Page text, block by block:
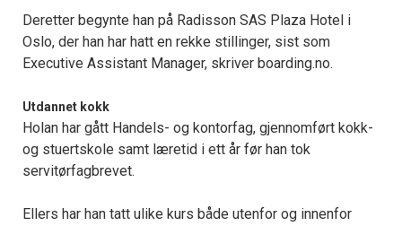
Deretter begynte han på Radisson SAS Plaza Hotel i
Oslo, der han har hatt en rekke stillinger, sist som
Executive Assistant Manager, skriver boarding.no.
Utdannet kokk
Holan har gått Handels- og kontorfag, gjennomført kokk-
og stuertskole samt læretid i ett år før han tok
servitørfagbrevet.
Ellers har han tatt ulike kurs både utenfor og innenfor